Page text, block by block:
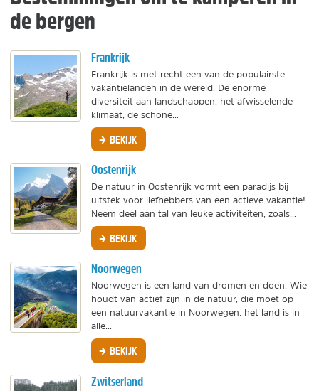
de bergen
Frankrijk
Frankrijk is met recht een van de populairste
vakantielanden in de wereld. De enorme
diversiteit aan landschappen, het afwisselende
klimaat, de schone...
BEKIJK
Oostenrijk
De natuur in Oostenrijk vormt een paradijs bij
uitstek voor liefhebbers van een actieve vakantie!
Neem deel aan tal van leuke activiteiten, zoals...
BEKIJK
Noorwegen
Noorwegen is een land van dromen en doen. Wie
houdt van actief zijn in de natuur, die moet op
een natuurvakantie in Noorwegen; het land is in
alle...
BEKIJK
Zwitserland